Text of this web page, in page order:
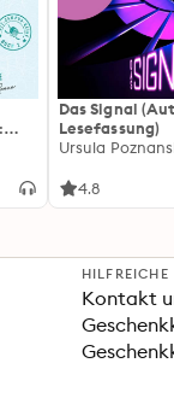
|
Das Signal
Lesefassung)
Ursula
4.8
Kontakt